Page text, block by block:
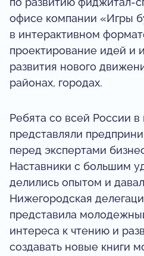
офисе компании «Игры
в интерактивном
проектирование идей и
развития нового
районах, городах.
Ребята со всей России в
представляли
перед экспертами
Наставники с большим
делились опытом и
Нижегородская
представила
интереса к чтению и
создавать новые книги